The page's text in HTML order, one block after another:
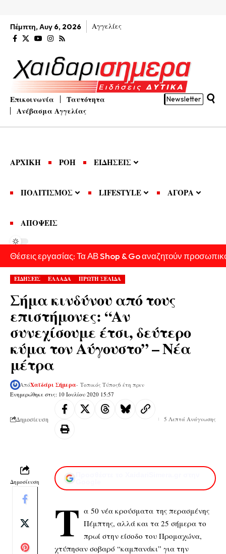
Πέμπτη, Αυγ 6, 2026 Αγγελίες
Επικοινωνία
Ταυτότητα
Ανέβασμα Αγγελίας
Newsletter
ΑΡΧΙΚΗ ΡΟΗ ΕΙΔΗΣΕΙΣ
ΠΟΛΙΤΙΣΜΟΣ LIFESTYLE ΑΓΟΡΑ
ΑΠΟΨΕΙΣ
Θέσεις εργασίας: Τα ΑΒ Shop & Go αναζητούν
ΕΙΔΗΣΕΙΣ ΕΛΛΑΔΑ ΠΡΩΤΗ ΣΕΛΙΔΑ
Σήμα κινδύνου από τους
επιστήμονες: “Αν
συνεχίσουμε έτσι, δεύτερο
κύμα τον Αύγουστο” – Νέα
μέτρα
Ενημερώθηκε στις: 10 Ιουλίου 2020 15:57
ΑπόΧαϊδάρι Σήμερα- Τοπικός Τύπος6 έτη πριν
Δημοσίευση 5 Λεπτά Ανάγνωσης
Δημοσίευση
Τ α 50 νέα κρούσματα της περασμένης
Πέμπτης, αλλά και τα 25 σήμερα το
πρωί στην είσοδο του Προμαχώνα,
χτύπησαν σοβαρό “καμπανάκι” για την